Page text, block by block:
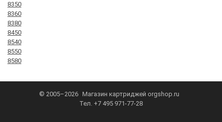
8350
8360
8380
8450
8540
8550
8580
© 2005–2026 Магазин картриджей orgshop.ru
Тел. +7 495 971-77-28